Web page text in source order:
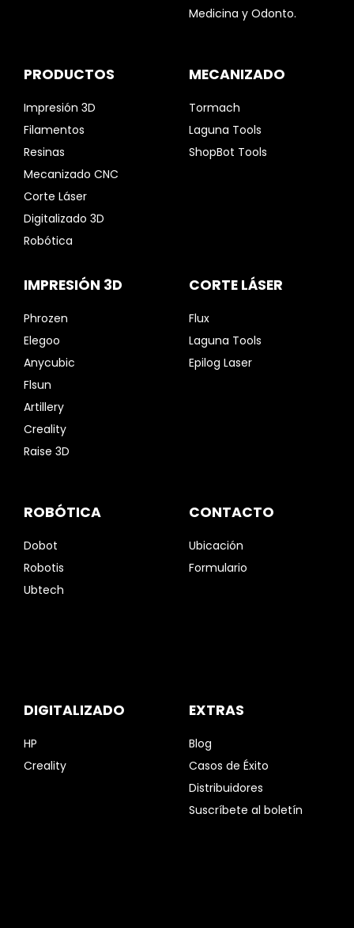
Medicina y Odonto.
PRODUCTOS
Impresión 3D
Filamentos
Resinas
Mecanizado CNC
Corte Láser
Digitalizado 3D
Robótica
IMPRESIÓN 3D
Phrozen
Elegoo
Anycubic
Flsun
Artillery
Creality
Raise 3D
MECANIZADO
Tormach
Laguna Tools
ShopBot Tools
CORTE LÁSER
Flux
Laguna Tools
Epilog Laser
ROBÓTICA
Dobot
Robotis
Ubtech
DIGITALIZADO
HP
Creality
CONTACTO
Ubicación
Formulario
EXTRAS
Blog
Casos de Éxito
Distribuidores
Suscríbete al boletín